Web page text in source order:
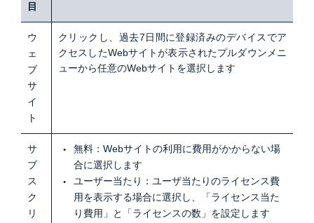
目
ウ
ェ
ブ
サ
イ
ト
クリックし、過去7日間に登録済みのデバイスでア
クセスしたWebサイトが表示されたプルダウンメニ
ューから任意のWebサイトを選択します
サ
ブ
ス
ク
リ
無料：Webサイトの利用に費用がかからない場
合に選択します
ユーザー当たり：ユーザ当たりのライセンス費
用を表示する場合に選択し、
「ライセンス当た
り費用」と「ライセンスの数」を設定します